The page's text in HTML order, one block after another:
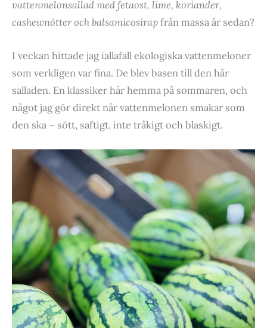
vattenmelonsallad med fetaost, lime, koriander,
cashewnötter och balsamicosirapfrån massa år sedan?
I veckan hittade jag iallafall ekologiska vattenmeloner
som verkligen var fina. De blev basen till den här
salladen. En klassiker här hemma på sommaren, och
något jag gör direkt när vattenmelonen smakar som
den ska – sött, saftigt, inte tråkigt och blaskigt.